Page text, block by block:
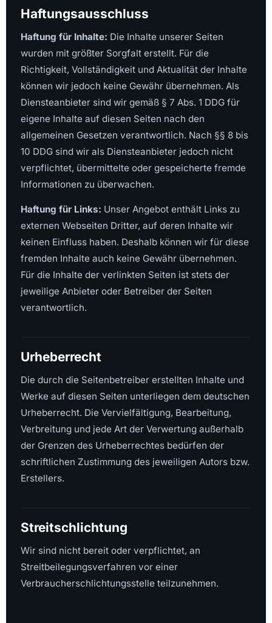
Haftungsausschluss
Haftung für Inhalte: Die Inhalte unserer Seiten
wurden mit größter Sorgfalt erstellt. Für die
Richtigkeit, Vollständigkeit und Aktualität der Inhalte
können wir jedoch keine Gewähr übernehmen. Als
Diensteanbieter sind wir gemäß § 7 Abs. 1 DDG für
eigene Inhalte auf diesen Seiten nach den
allgemeinen Gesetzen verantwortlich. Nach §§ 8 bis
10 DDG sind wir als Diensteanbieter jedoch nicht
verpflichtet, übermittelte oder gespeicherte fremde
Informationen zu überwachen.
Haftung für Links: Unser Angebot enthält Links zu
externen Webseiten Dritter, auf deren Inhalte wir
keinen Einfluss haben. Deshalb können wir für diese
fremden Inhalte auch keine Gewähr übernehmen.
Für die Inhalte der verlinkten Seiten ist stets der
jeweilige Anbieter oder Betreiber der Seiten
verantwortlich.
Urheberrecht
Die durch die Seitenbetreiber erstellten Inhalte und
Werke auf diesen Seiten unterliegen dem deutschen
Urheberrecht. Die Vervielfältigung, Bearbeitung,
Verbreitung und jede Art der Verwertung außerhalb
der Grenzen des Urheberrechtes bedürfen der
schriftlichen Zustimmung des jeweiligen Autors bzw.
Erstellers.
Streitschlichtung
Wir sind nicht bereit oder verpflichtet, an
Streitbeilegungsverfahren vor einer
Verbraucherschlichtungsstelle teilzunehmen.